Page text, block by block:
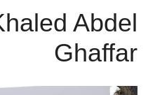
Abdel
Ghaffar